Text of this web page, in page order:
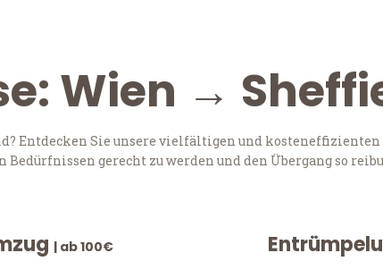
Wien →
Entdecken Sie unsere vielfältigen und
gerecht zu werden und den Übergang so
| ab 100€